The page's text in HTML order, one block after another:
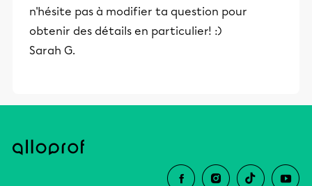
n'hésite pas à modifier ta question pour
obtenir des détails en particulier! :)
Sarah G.